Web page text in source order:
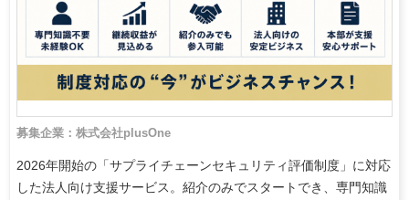
募集企業：株式会社plusOne
2026年開始の「サプライチェーンセキュリティ評価制度」に対応
した法人向け支援サービス。紹介のみでスタートでき、専門知識